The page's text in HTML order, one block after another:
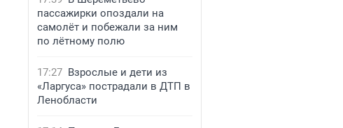
пассажирки опоздали на
самолёт и побежали за ним
по лётному полю
17:27 Взрослые и дети из
«Ларгуса» пострадали в ДТП в
Ленобласти